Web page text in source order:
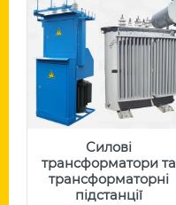
Силові
трансформатори та
трансформаторні
підстанції